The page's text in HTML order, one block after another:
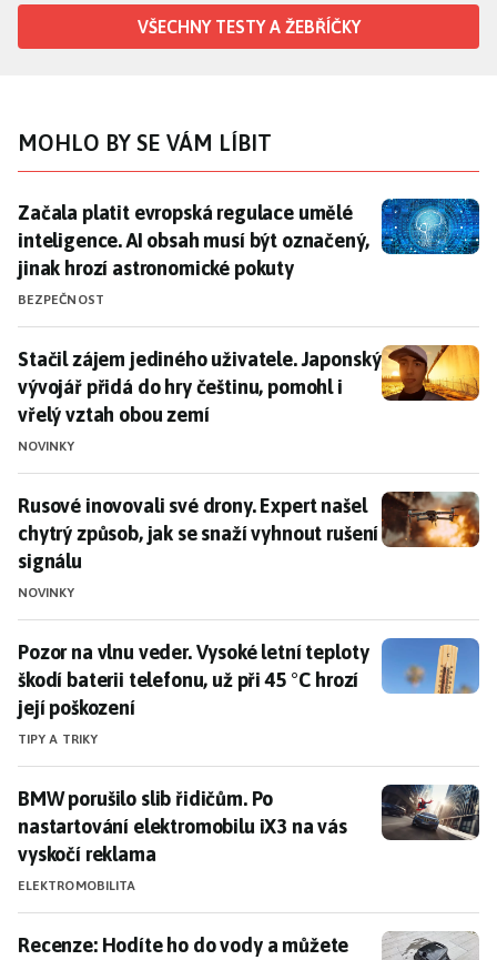
VŠECHNY TESTY A ŽEBŘÍČKY
MOHLO BY SE VÁM LÍBIT
Začala platit evropská regulace umělé inteligence.
Začala platit evropská regulace umělé
inteligence. AI obsah musí být označený,
jinak hrozí astronomické pokuty
BEZPEČNOST
Stačil zájem jediného uživatele. Japonský vývojář
Stačil zájem jediného uživatele. Japonský
vývojář přidá do hry češtinu, pomohl i
vřelý vztah obou zemí
NOVINKY
Rusové inovovali své drony. Expert našel chytrý
Rusové inovovali své drony. Expert našel
chytrý způsob, jak se snaží vyhnout rušení
signálu
NOVINKY
Pozor na vlnu veder. Vysoké letní teploty škodí
Pozor na vlnu veder. Vysoké letní teploty
škodí baterii telefonu, už při 45 °C hrozí
její poškození
TIPY A TRIKY
BMW porušilo slib řidičům. Po nastartování
BMW porušilo slib řidičům. Po
nastartování elektromobilu iX3 na vás
vyskočí reklama
ELEKTROMOBILITA
Recenze: Hodíte ho do vody a můžete odpočívat.
Recenze: Hodíte ho do vody a můžete